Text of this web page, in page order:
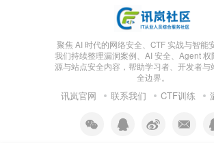
聚焦 AI 时代的网络安全、CTF 实战与智能
我们持续整理漏洞案例、AI 安全、Agent 权
源与站点安全内容，帮助学习者、开发者与
全边界。
讯岚官网 联系我们 CTF训练